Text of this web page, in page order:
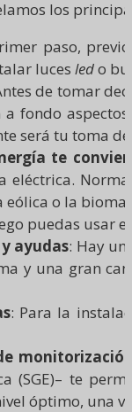
los
paso,
luces ledo
de tomar
a fondo
será tu toma
te
eléctrica.
o la
puedas usar
ayudas: Hay un
y una gran
: Para la
(SGE)– te
óptimo, una